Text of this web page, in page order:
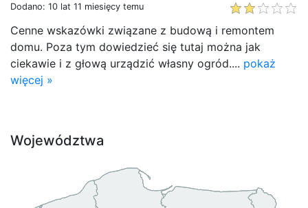
Dodano: 10 lat 11 miesięcy temu
Cenne wskazówki związane z budową i remontem
domu. Poza tym dowiedzieć się tutaj można jak
ciekawie i z głową urządzić własny ogród.... pokaż
więcej »
Województwa